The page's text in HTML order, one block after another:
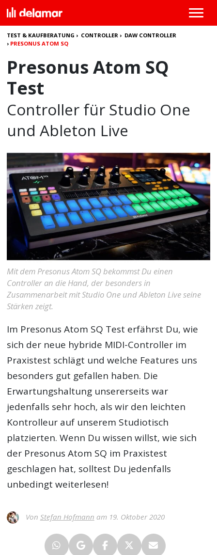
TEST & KAUFBERATUNG › CONTROLLER › DAW CONTROLLER
› PRESONUS ATOM SQ
Presonus Atom SQ
Test
Controller für Studio One
und Ableton Live
Mit dem Presonus Atom SQ bekommst Du einen
Controller an die Hand, der besonders in
Zusammenarbeit mit Studio One und Ableton Live seine
Stärken zeigt.
Im Presonus Atom SQ Test erfährst Du, wie
sich der neue hybride MIDI-Controller im
Praxistest schlägt und welche Features uns
besonders gut gefallen haben. Die
Erwartungshaltung unsererseits war
jedenfalls sehr hoch, als wir den leichten
Kontrolleur auf unserem Studiotisch
platzierten. Wenn Du wissen willst, wie sich
der Presonus Atom SQ im Praxistest
geschlagen hat, solltest Du jedenfalls
unbedingt weiterlesen!
Von Stefan Hofmann am 19. Oktober 2020